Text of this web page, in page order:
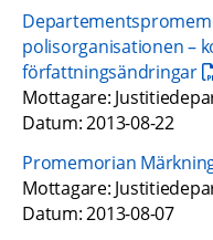
polisorganisationen –
författningsändringar
Mottagare:
Datum: 2013-08-22
Promemorian
Mottagare:
Datum: 2013-08-07